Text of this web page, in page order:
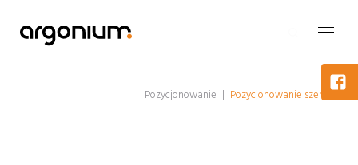
Pozycjonowanie | Pozycjonowanie szerokie